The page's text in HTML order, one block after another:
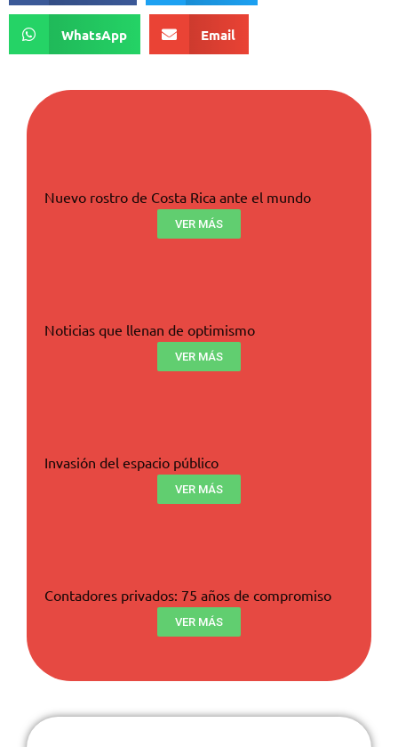
WhatsApp Email
Nuevo rostro de Costa Rica ante el mundo
VER MÁS
Noticias que llenan de optimismo
VER MÁS
Invasión del espacio público
VER MÁS
Contadores privados: 75 años de compromiso
VER MÁS